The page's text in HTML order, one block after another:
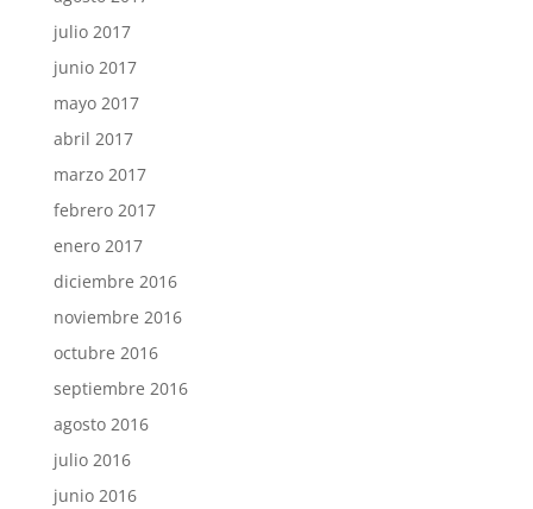
julio 2017
junio 2017
mayo 2017
abril 2017
marzo 2017
febrero 2017
enero 2017
diciembre 2016
noviembre 2016
octubre 2016
septiembre 2016
agosto 2016
julio 2016
junio 2016